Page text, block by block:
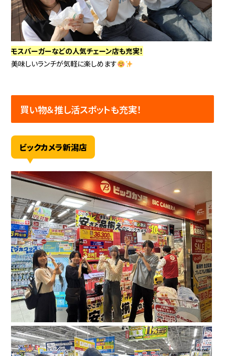
モスバーガーなどの人気チェーン店も充実！
美味しいランチが気軽に楽しめます
買い物＆推し活スポットも充実！
ビックカメラ新潟店